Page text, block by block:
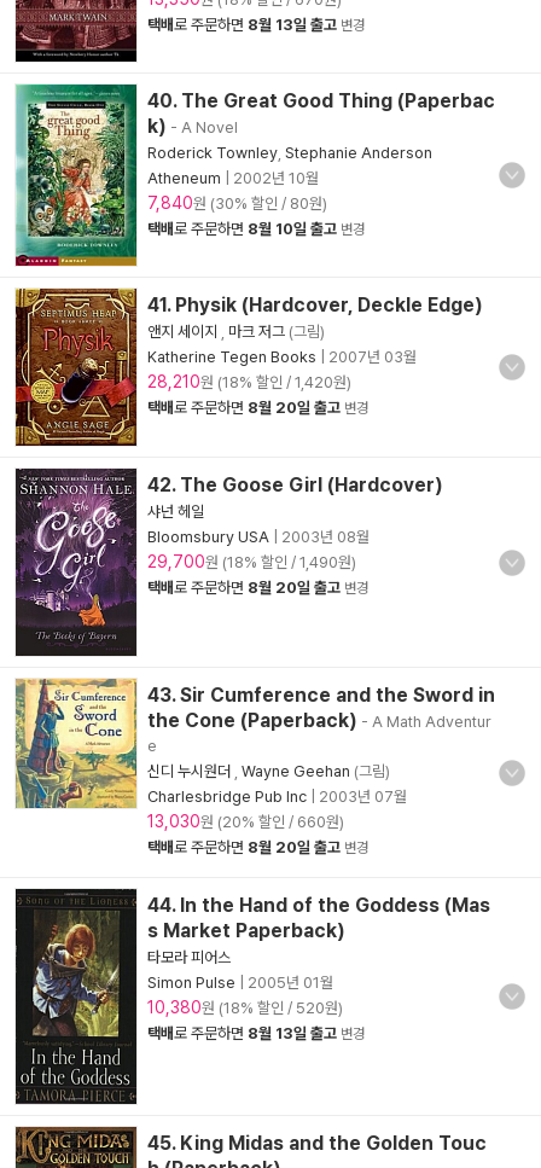
택배로 주문하면 8월 13일 출고 변경
40. The Great Good Thing (Paperbac
k) - A Novel
Roderick Townley Stephanie Anderson
Atheneum
2002년 10월
7,840원 (30% 할인 / 80원)
택배로 주문하면 8월 10일 출고 변경
41. Physik (Hardcover, Deckle Edge)
앤지 세이지 마크 저그 (그림)
Katherine Tegen Books
2007년 03월
28,210원 (18% 할인 / 1,420원)
택배로 주문하면 8월 20일 출고 변경
42. The Goose Girl (Hardcover)
샤넌 헤일
Bloomsbury USA
2003년 08월
29,700원 (18% 할인 / 1,490원)
택배로 주문하면 8월 20일 출고 변경
43. Sir Cumference and the Sword in
the Cone (Paperback) - A Math Adventur
e
신디 누시원더
Wayne Geehan (그림)
Charlesbridge Pub Inc
2003년 07월
13,030원 (20% 할인 / 660원)
택배로 주문하면 8월 20일 출고 변경
44. In the Hand of the Goddess (Mas
s Market Paperback)
타모라 피어스
Simon Pulse
2005년 01월
10,380원 (18% 할인 / 520원)
택배로 주문하면 8월 13일 출고 변경
45. King Midas and the Golden Touc